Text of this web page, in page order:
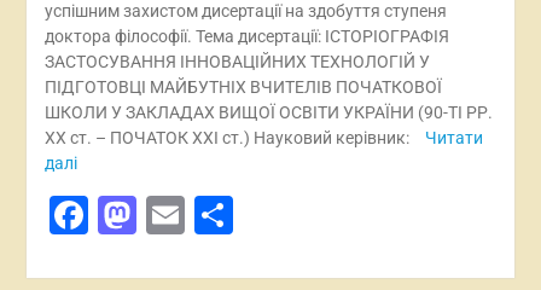
успішним захистом дисертації на здобуття ступеня
доктора філософії. Тема дисертації: ІСТОРІОГРАФІЯ
ЗАСТОСУВАННЯ ІННОВАЦІЙНИХ ТЕХНОЛОГІЙ У
ПІДГОТОВЦІ МАЙБУТНІХ ВЧИТЕЛІВ ПОЧАТКОВОЇ
ШКОЛИ У ЗАКЛАДАХ ВИЩОЇ ОСВІТИ УКРАЇНИ (90-ТІ РР.
ХХ ст. – ПОЧАТОК ХХІ ст.) Науковий керівник:
Читати
далі
Facebook
Mastodon
EmailПоділитися